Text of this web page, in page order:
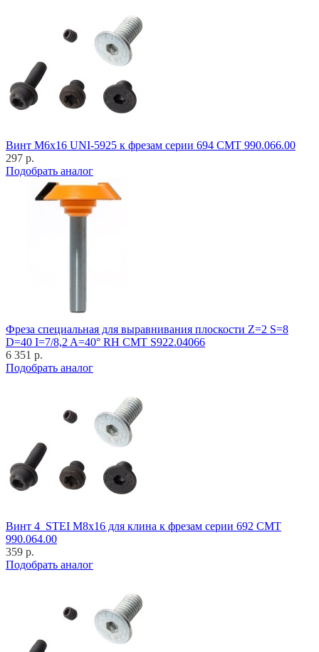
Винт M6x16 UNI-5925 к фрезам серии 694 CMT 990.066.00
297 р.
Подобрать аналог
Фреза специальная для выравнивания плоскости Z=2 S=8
D=40 I=7/8,2 A=40° RH CMT S922.04066
6 351 р.
Подобрать аналог
Винт 4_STEI M8x16 для клина к фрезам серии 692 CMT
990.064.00
359 р.
Подобрать аналог